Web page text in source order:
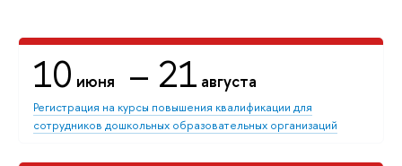
10 июня – 21 августа
Регистрация на курсы повышения квалификации для
сотрудников дошкольных образовательных организаций